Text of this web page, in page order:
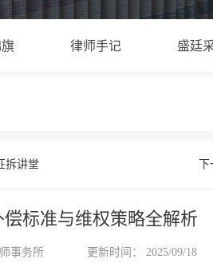
律师手记 盛廷
拆讲堂
标准与维权策略全解析
事务所 更新时间： 2025/09/18